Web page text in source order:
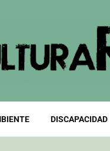
DISCAPACIDAD